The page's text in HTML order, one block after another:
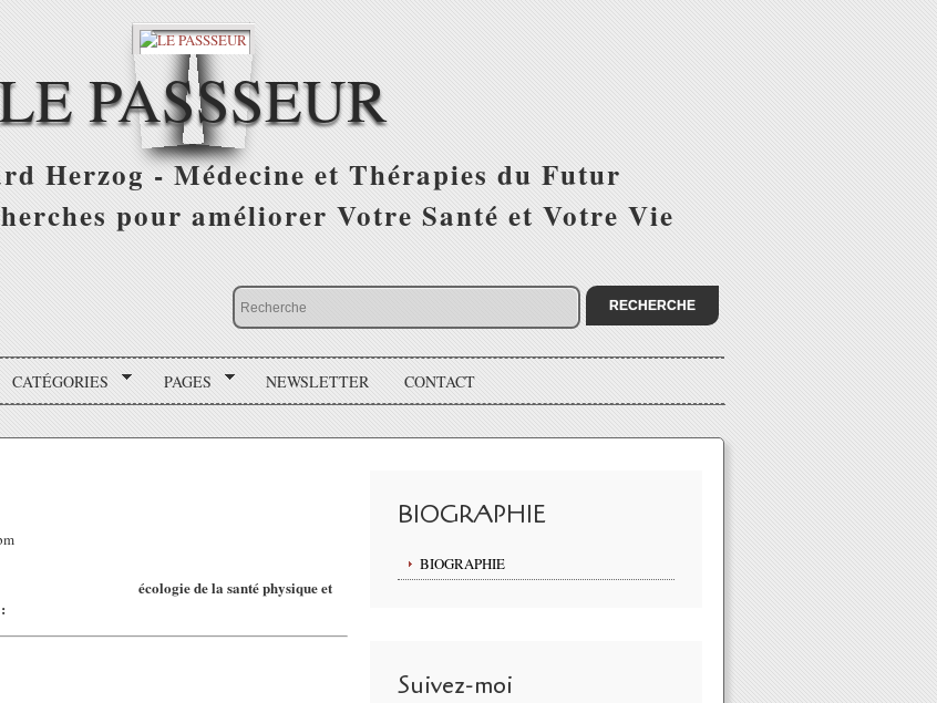
PASSSEUR
Herzog - Médecine et Thérapies du Futur
pour améliorer Votre Santé et Votre Vie
CATÉGORIES PAGES NEWSLETTER CONTACT
écologie de la santé physique et
BIOGRAPHIE
BIOGRAPHIE
Suivez-moi